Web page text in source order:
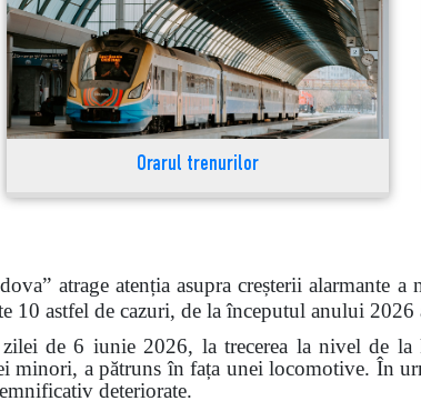
Orarul trenurilor
atrage atenția asupra creșterii alarmante
10 astfel de cazuri, de la începutul anului
de 6 iunie 2026, la trecerea la nivel de
minori, a pătruns în fața unei locomotive. În
deteriorate.